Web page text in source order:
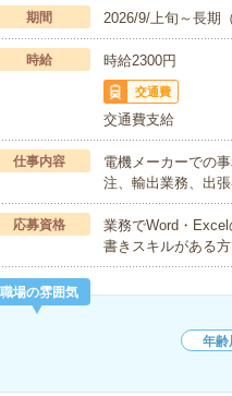
期間 2026/9/上旬～長期
時給 時給2300円
交通費
交通費支給
仕事内容
電機メーカーでの
注、輸出業務、出
応募資格
業務でWord・
書きスキルがある
職場の雰囲気
年齢